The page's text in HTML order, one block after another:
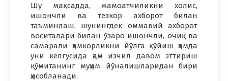
Шу мақсадда, жамоатчиликни холис,
ишончли ва тезкор ахборот билан
таъминлаш, шунингдек оммавий ахборот
воситалари билан ўзаро ишончли, очиқ ва
самарали ҳамкорликни йўлга қўйиш ҳамда
уни келгусида ҳам изчил давом эттириш
қўмитанинг муҳим йўналишларидан бири
ҳисобланади.